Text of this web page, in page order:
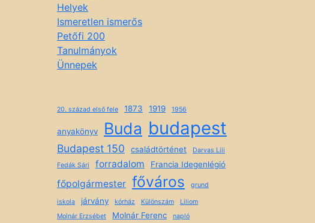
Helyek
Ismeretlen ismerős
Petőfi 200
Tanulmányok
Ünnepek
20. század első fele 1873 1919 1956
anyakönyv Buda budapest
Budapest 150 családtörténet
Darvas Lili
Fedák Sári
forradalom Francia Idegenlégió
főpolgármester főváros grund
iskola járvány kórház Különszám
Liliom
Molnár Erzsébet
Molnár Ferenc napló